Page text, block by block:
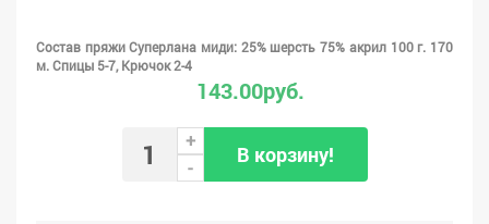
Состав пряжи Суперлана миди: 25% шерсть 75% акрил 100 г. 170
м. Спицы 5-7, Крючок 2-4
143.00руб.
+
-
В корзину!